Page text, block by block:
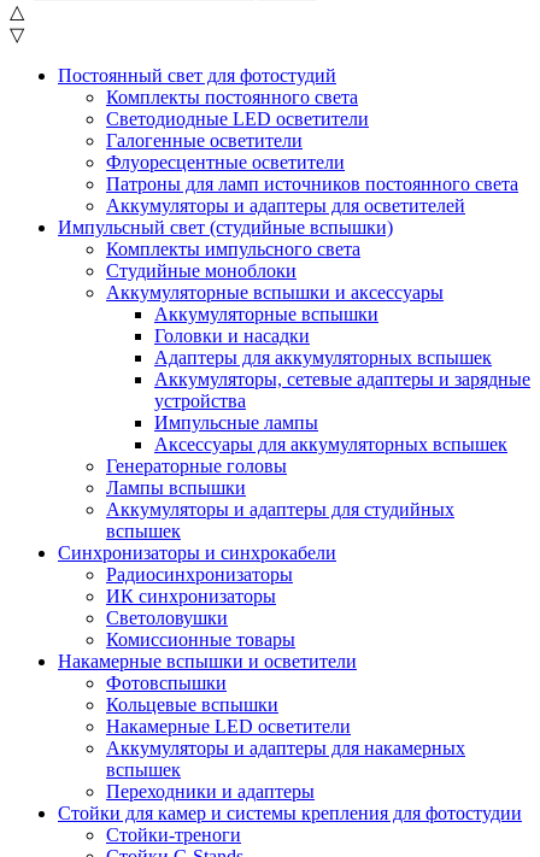
△
▽
Постоянный свет для фотостудий
Комплекты постоянного света
Светодиодные LED осветители
Галогенные осветители
Флуоресцентные осветители
Патроны для ламп источников постоянного света
Аккумуляторы и адаптеры для осветителей
Импульсный свет (студийные вспышки)
Комплекты импульсного света
Студийные моноблоки
Аккумуляторные вспышки и аксессуары
Аккумуляторные вспышки
Головки и насадки
Адаптеры для аккумуляторных вспышек
Аккумуляторы, сетевые адаптеры и зарядные
устройства
Импульсные лампы
Аксессуары для аккумуляторных вспышек
Генераторные головы
Лампы вспышки
Аккумуляторы и адаптеры для студийных
вспышек
Синхронизаторы и синхрокабели
Радиосинхронизаторы
ИК синхронизаторы
Светоловушки
Комиссионные товары
Накамерные вспышки и осветители
Фотовспышки
Кольцевые вспышки
Накамерные LED осветители
Аккумуляторы и адаптеры для накамерных
вспышек
Переходники и адаптеры
Стойки для камер и системы крепления для фотостудии
Стойки-треноги